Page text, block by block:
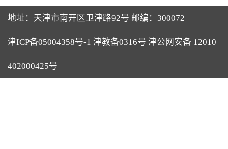
地址：天津市南开区卫津路92号 邮编：300072
津ICP备05004358号-1 津教备0316号 津公网安备 12010
402000425号